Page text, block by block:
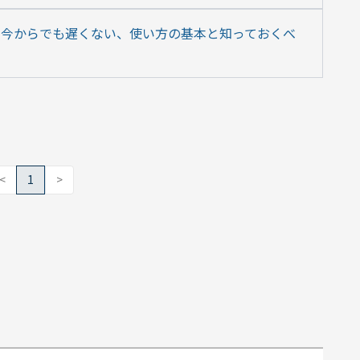
からでも遅くない、使い方の基本と知っておくべ
1 >